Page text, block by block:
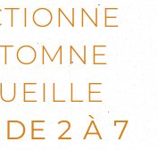
2 À 7